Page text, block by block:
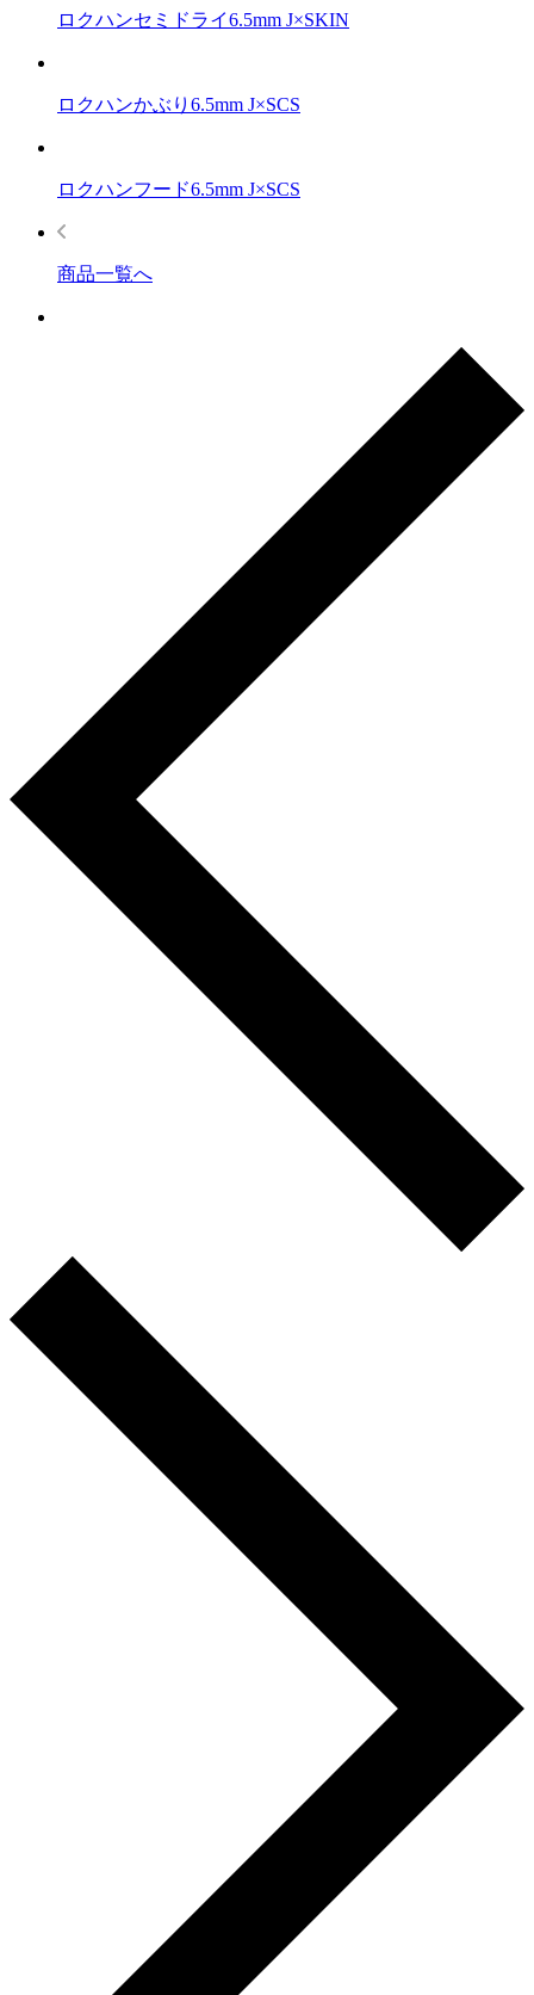
ロクハンセミドライ6.5mm J×SKIN
ロクハンかぶり6.5mm J×SCS
ロクハンフード6.5mm J×SCS
商品一覧へ